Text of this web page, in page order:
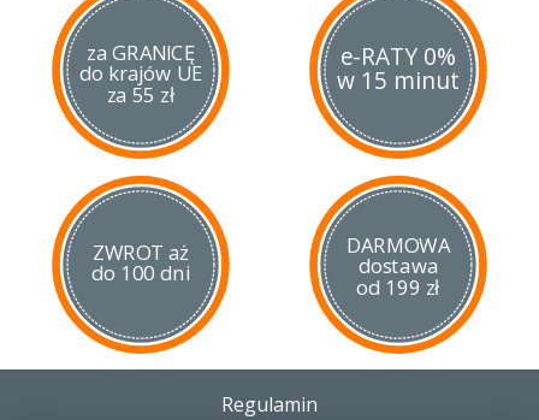
za GRANICĘ
do krajów UE
za 55 zł
e-RATY 0%
w 15 minut
ZWROT aż
do 100 dni
DARMOWA
dostawa
od 199 zł
Regulamin